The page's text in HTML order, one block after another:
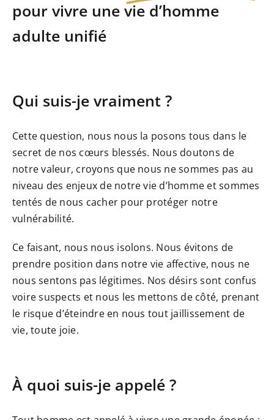
pour vivre une vie d’homme
adulte unifié
Qui suis-je vraiment ?
Cette question, nous nous la posons tous dans le
secret de nos cœurs blessés. Nous doutons de
notre valeur, croyons que nous ne sommes pas au
niveau des enjeux de notre vie d’homme et sommes
tentés de nous cacher pour protéger notre
vulnérabilité.
Ce faisant, nous nous isolons. Nous évitons de
prendre position dans notre vie affective, nous ne
nous sentons pas légitimes. Nos désirs sont confus
voire suspects et nous les mettons de côté, prenant
le risque d’éteindre en nous tout jaillissement de
vie, toute joie.
À quoi suis-je appelé ?